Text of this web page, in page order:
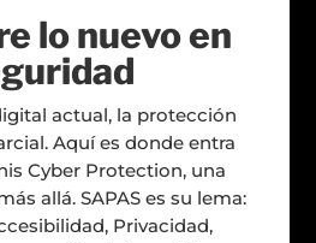
lo nuevo en
actual, la protección
Aquí es donde entra
Cyber Protection, una
allá. SAPAS es su lema:
Privacidad,